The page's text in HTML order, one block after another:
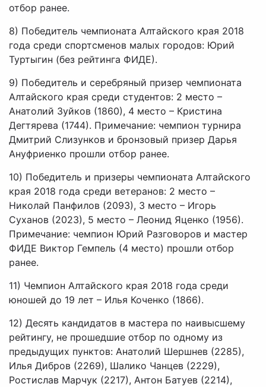
отбор ранее.
8) Победитель чемпионата Алтайского края 2018
года среди спортсменов малых городов: Юрий
Туртыгин (без рейтинга ФИДЕ).
9) Победитель и серебряный призер чемпионата
Алтайского края среди студентов: 2 место –
Анатолий Зуйков (1860), 4 место – Кристина
Дегтярева (1744). Примечание: чемпион турнира
Дмитрий Слизунков и бронзовый призер Дарья
Ануфриенко прошли отбор ранее.
10) Победитель и призеры чемпионата Алтайского
края 2018 года среди ветеранов: 2 место –
Николай Панфилов (2093), 3 место – Игорь
Суханов (2023), 5 место – Леонид Яценко (1956).
Примечание: чемпион Юрий Разговоров и мастер
ФИДЕ Виктор Гемпель (4 место) прошли отбор
ранее.
11) Чемпион Алтайского края 2018 года среди
юношей до 19 лет – Илья Коченко (1866).
12) Десять кандидатов в мастера по наивысшему
рейтингу, не прошедшие отбор по одному из
предыдущих пунктов: Анатолий Шершнев (2285),
Илья Дибров (2269), Шалико Чанцев (2229),
Ростислав Марчук (2217), Антон Батуев (2214),